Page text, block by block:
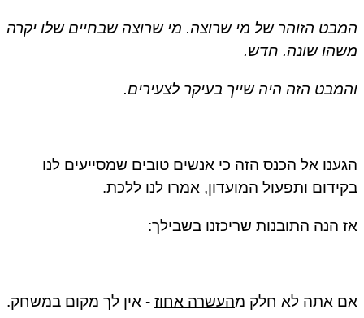
הזוהר של מי שרוצה. מי שרוצה שבחיים שלו יקרה
שונה. חדש.
הזה היה שייך בעיקר לצעירים.
אל הכנס הזה כי אנשים טובים שמסייעים לנו
ותפעול המועדון, אמרו לנו ללכת.
הנה התובנות שריכזנו בשבילך:
אתה לא חלק מ העשרה אחוז- אין לך מקום במשחק.